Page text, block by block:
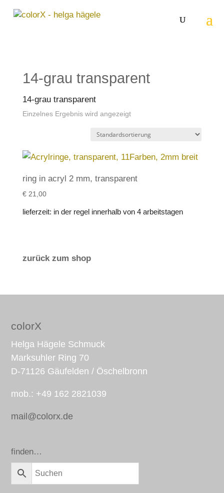
14-grau transparent
14-grau transparent
Einzelnes Ergebnis wird angezeigt
ring in acryl 2 mm, transparent
€21,00
lieferzeit: in der regel innerhalb von 4 arbeitstagen
zurück zum shop
colorX
Helga Hägele Schmuck
Marksuhler Ring 70
D-71126 Gäufelden / Öschelbronn
mob.: +49 162 2821039
mail@colorx.de
finden…